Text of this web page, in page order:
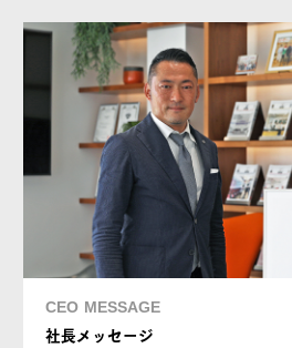
CEO MESSAGE
社長メッセージ